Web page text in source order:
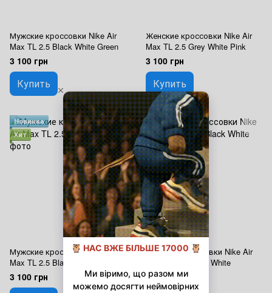
Мужские кроссовки Nike Air
Max TL 2.5 Black White Green
3 100 грн
Купить
Женские кроссовки Nike Air
Max TL 2.5 Grey White Pink
3 100 грн
Купить
Новинка
Хит
Мужские кроссовки Nike Air
Max TL 2.5 Black Lime
3 100 грн
Новинка
Хит
Мужские кроссовки Nike Air
Max TL 2.5 Black White
3 100 грн